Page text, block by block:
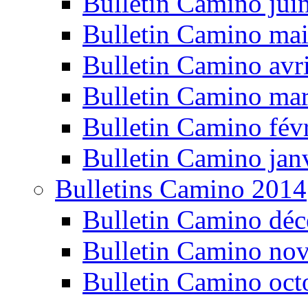
Bulletin Camino
Bulletin Camino
Bulletin Camino
Bulletin Camino
Bulletin Camino
Bulletins Camino 2014
Bulletin Camino
Bulletin Camino
Bulletin Camino